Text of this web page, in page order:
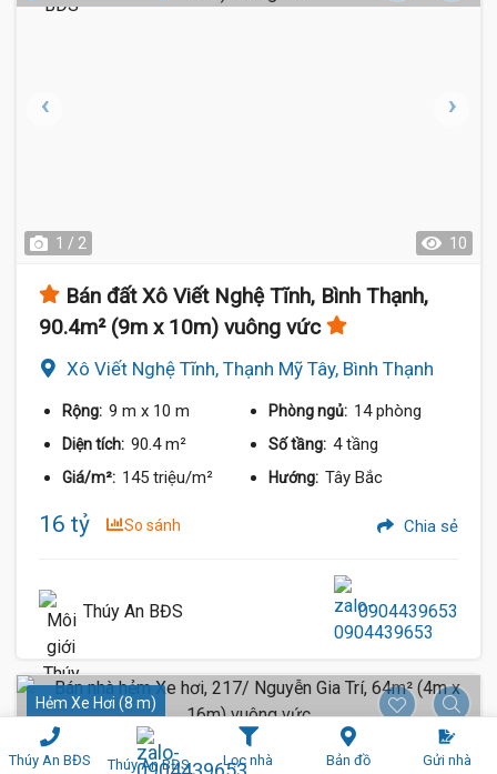
Thúy An BĐS Thúy An BĐS Lọc nhà Bản đồ Gửi nhà
1 / 2 10
Bán đất Xô Viết Nghệ Tĩnh, Bình Thạnh,
90.4m² (9m x 10m) vuông vức
Xô Viết Nghệ Tĩnh, Thạnh Mỹ Tây, Bình Thạnh
Rộng: 9 m x 10 m Phòng ngủ: 14 phòng
Diện tích: 90.4 m² Số tầng: 4 tầng
Giá/m²: 145 triệu/m² Hướng: Tây Bắc
16 tỷ So sánh Chia sẻ
Thúy An BĐS 0904439653
Hẻm Xe Hơi (8 m)